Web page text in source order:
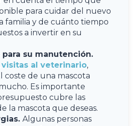
para cuidar del nuevo
familia y de cuánto tiempo
a invertir en su
su manutención.
visitas al veterinario,
coste de una mascota
Es importante
cubre las
la mascota que deseas.
Algunas personas